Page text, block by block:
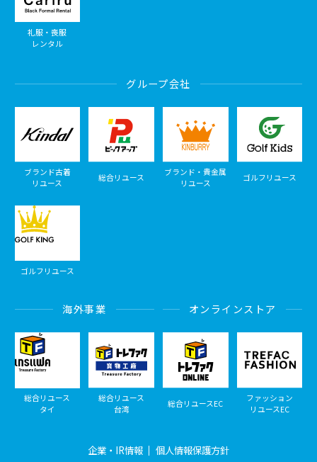
礼服・喪服
レンタル
グループ会社
ブランド古着
リユース
総合リユース
ブランド・貴金属
リユース
ゴルフリユース
ゴルフリユース
海外事業
総合リユース
タイ
総合リユース
台湾
オンラインストア
総合リユースEC
ファッション
リユースEC
企業・IR情報
個人情報保護方針